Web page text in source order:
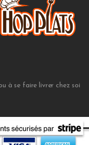
à se faire livrer chez soi